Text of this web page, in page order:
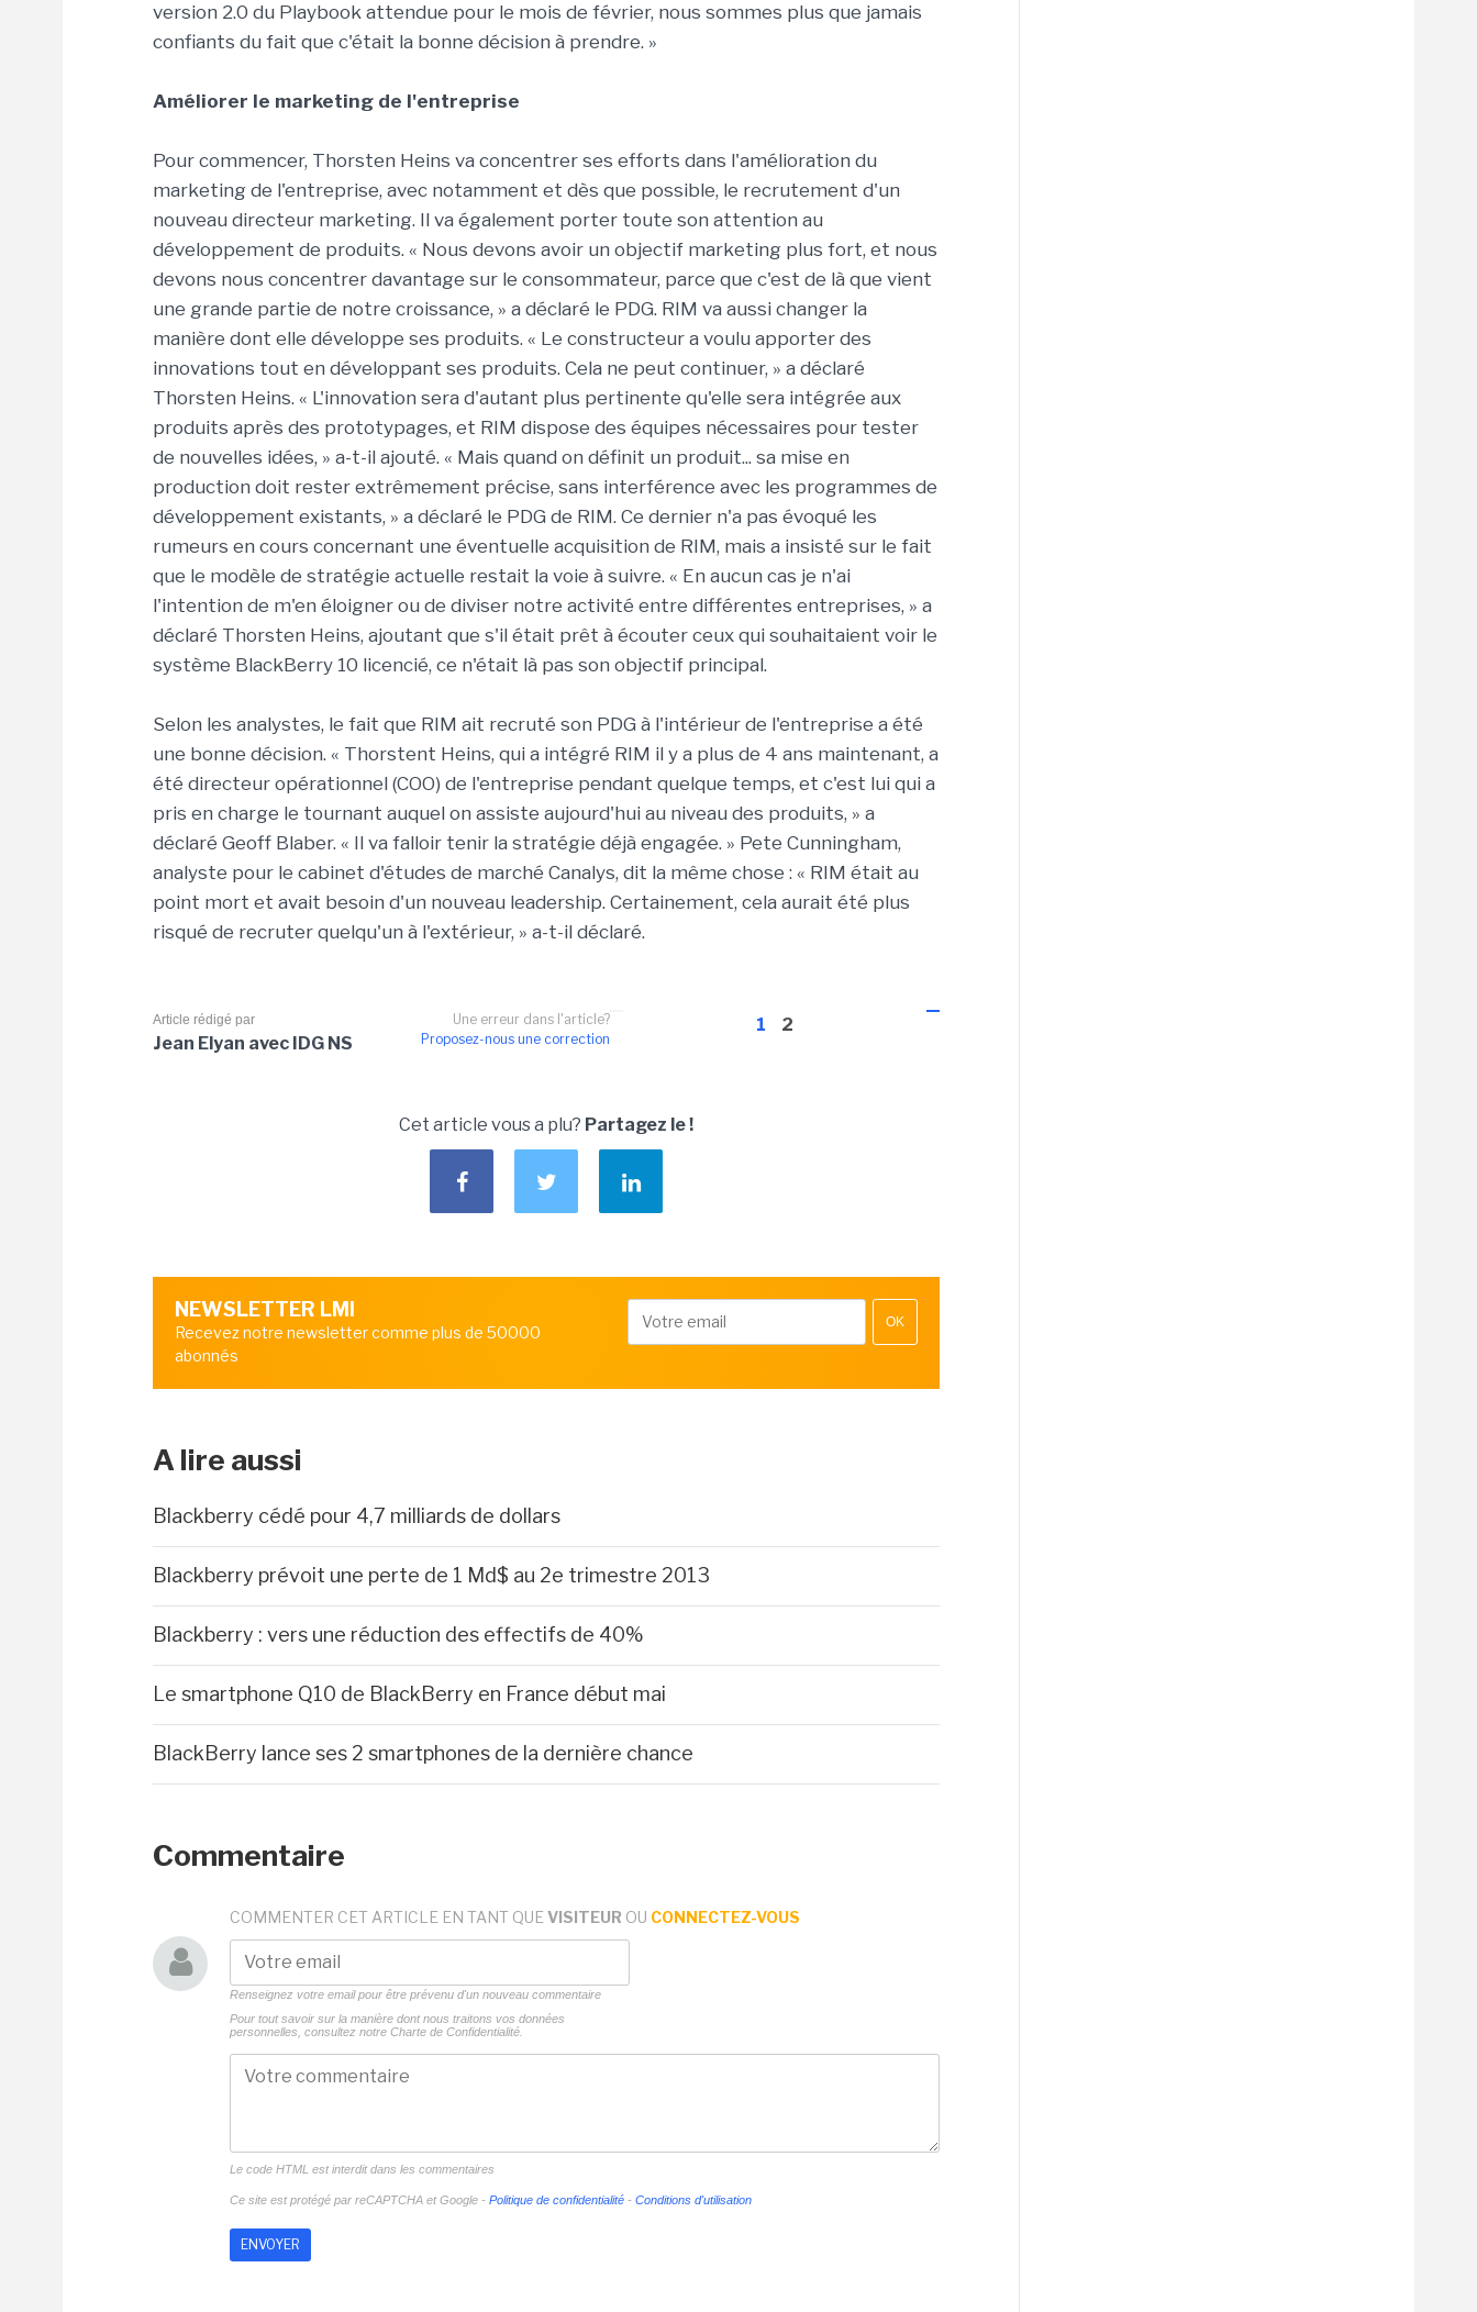
version 2.0 du Playbook attendue pour le mois de février, nous sommes plus que jamais
confiants du fait que c'était la bonne décision à prendre. »
Améliorer le marketing de l'entreprise
Pour commencer, Thorsten Heins va concentrer ses efforts dans l'amélioration du
marketing de l'entreprise, avec notamment et dès que possible, le recrutement d'un
nouveau directeur marketing. Il va également porter toute son attention au
développement de produits. « Nous devons avoir un objectif marketing plus fort, et nous
devons nous concentrer davantage sur le consommateur, parce que c'est de là que vient
une grande partie de notre croissance, » a déclaré le PDG. RIM va aussi changer la
manière dont elle développe ses produits. « Le constructeur a voulu apporter des
innovations tout en développant ses produits. Cela ne peut continuer, » a déclaré
Thorsten Heins. « L'innovation sera d'autant plus pertinente qu'elle sera intégrée aux
produits après des prototypages, et RIM dispose des équipes nécessaires pour tester
de nouvelles idées, » a-t-il ajouté. « Mais quand on définit un produit... sa mise en
production doit rester extrêmement précise, sans interférence avec les programmes de
développement existants, » a déclaré le PDG de RIM. Ce dernier n'a pas évoqué les
rumeurs en cours concernant une éventuelle acquisition de RIM, mais a insisté sur le fait
que le modèle de stratégie actuelle restait la voie à suivre. « En aucun cas je n'ai
l'intention de m'en éloigner ou de diviser notre activité entre différentes entreprises, » a
déclaré Thorsten Heins, ajoutant que s'il était prêt à écouter ceux qui souhaitaient voir le
système BlackBerry 10 licencié, ce n'était là pas son objectif principal.
Selon les analystes, le fait que RIM ait recruté son PDG à l'intérieur de l'entreprise a été
une bonne décision. « Thorstent Heins, qui a intégré RIM il y a plus de 4 ans maintenant, a
été directeur opérationnel (COO) de l'entreprise pendant quelque temps, et c'est lui qui a
pris en charge le tournant auquel on assiste aujourd'hui au niveau des produits, » a
déclaré Geoff Blaber. « Il va falloir tenir la stratégie déjà engagée. » Pete Cunningham,
analyste pour le cabinet d'études de marché Canalys, dit la même chose : « RIM était au
point mort et avait besoin d'un nouveau leadership. Certainement, cela aurait été plus
risqué de recruter quelqu'un à l'extérieur, » a-t-il déclaré.
1 2
Une erreur dans l'article?
Proposez-nous une correction
Article rédigé par
Jean Elyan avec IDG NS
Cet article vous a plu? Partagez le !
NEWSLETTER LMI
Recevez notre newsletter comme plus de 50000
abonnés
OK
A lire aussi
Blackberry cédé pour 4,7 milliards de dollars
Blackberry prévoit une perte de 1 Md$ au 2e trimestre 2013
Blackberry : vers une réduction des effectifs de 40%
Le smartphone Q10 de BlackBerry en France début mai
BlackBerry lance ses 2 smartphones de la dernière chance
Commentaire
COMMENTER CET ARTICLE EN TANT QUE VISITEUR OU CONNECTEZ-VOUS
Renseignez votre email pour être prévenu d'un nouveau commentaire
Pour tout savoir sur la manière dont nous traitons vos données
personnelles, consultez notre Charte de Confidentialité.
Le code HTML est interdit dans les commentaires
Ce site est protégé par reCAPTCHA et Google - Politique de confidentialité - Conditions d'utilisation